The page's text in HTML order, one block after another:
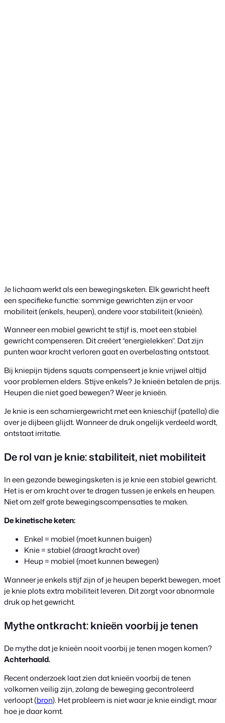
Je lichaam werkt als een bewegingsketen. Elk gewricht heeft
een specifieke functie: sommige gewrichten zijn er voor
mobiliteit (enkels, heupen), andere voor stabiliteit (knieën).
Wanneer een mobiel gewricht te stijf is, moet een stabiel
gewricht compenseren. Dit creëert “energielekken”. Dat zijn
punten waar kracht verloren gaat en overbelasting ontstaat.
Bij kniepijn tijdens squats compenseert je knie vrijwel altijd
voor problemen elders. Stijve enkels? Je knieën betalen de prijs.
Heupen die niet goed bewegen? Weer je knieën.
Je knie is een scharniergewricht met een knieschijf (patella) die
over je dijbeen glijdt. Wanneer de druk ongelijk verdeeld wordt,
ontstaat irritatie.
De rol van je knie: stabiliteit, niet mobiliteit
In een gezonde bewegingsketen is je knie een stabiel gewricht.
Het is er om kracht over te dragen tussen je enkels en heupen.
Niet om zelf grote bewegingscompensaties te maken.
De kinetische keten:
Enkel = mobiel (moet kunnen buigen)
Knie = stabiel (draagt kracht over)
Heup = mobiel (moet kunnen bewegen)
Wanneer je enkels stijf zijn of je heupen beperkt bewegen, moet
je knie plots extra mobiliteit leveren. Dit zorgt voor abnormale
druk op het gewricht.
Mythe ontkracht: knieën voorbij je tenen
De mythe dat je knieën nooit voorbij je tenen mogen komen?
Achterhaald.
Recent onderzoek laat zien dat knieën voorbij de tenen
volkomen veilig zijn, zolang de beweging gecontroleerd
verloopt (bron). Het probleem is niet waar je knie eindigt, maar
hoe je daar komt.